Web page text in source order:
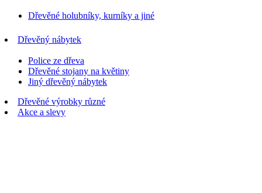
Dřevěné holubníky, kurníky a jiné
Dřevěný nábytek
Police ze dřeva
Dřevěné stojany na květiny
Jiný dřevěný nábytek
Dřevěné výrobky různé
Akce a slevy